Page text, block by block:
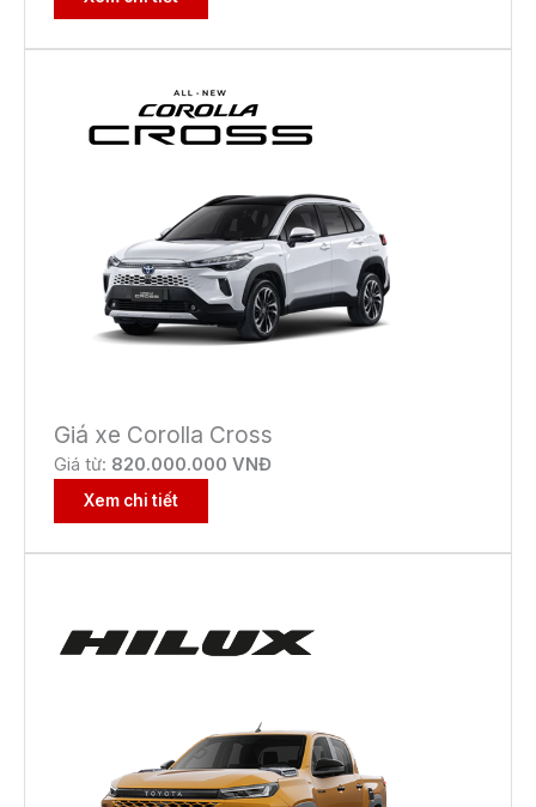
Giá xe Corolla Cross
Giá từ: 820.000.000 VNĐ
Xem chi tiết